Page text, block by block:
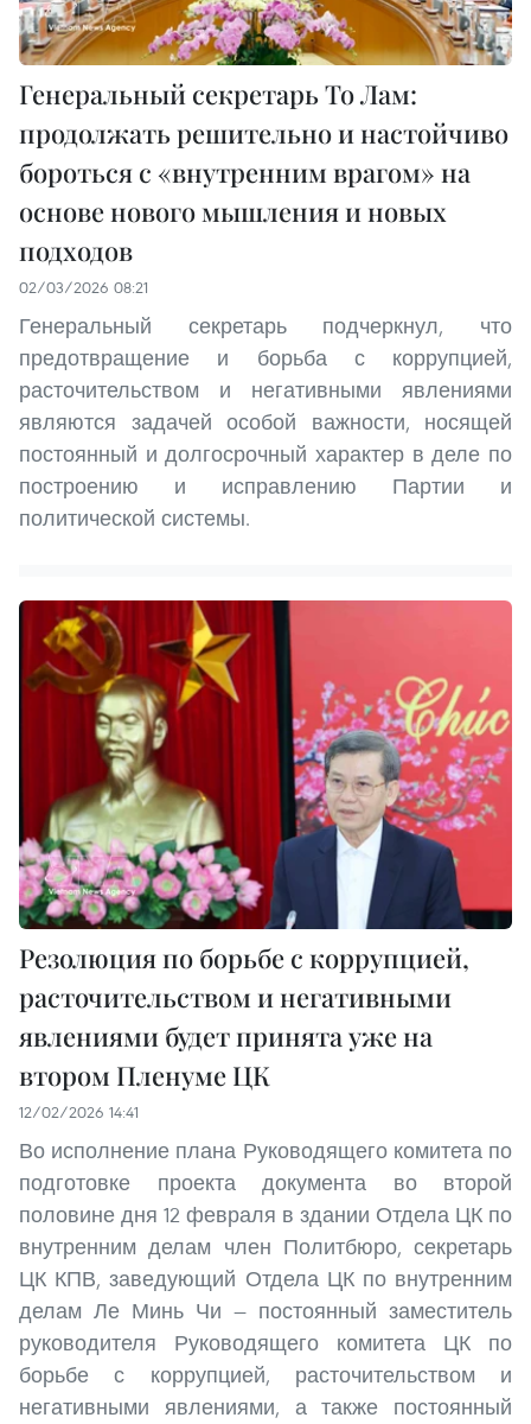
Генеральный секретарь То Лам:
продолжать решительно и настойчиво
бороться с «внутренним врагом» на
основе нового мышления и новых
подходов
02/03/2026 08:21
Генеральный секретарь подчеркнул, что
предотвращение и борьба с коррупцией,
расточительством и негативными явлениями
являются задачей особой важности, носящей
постоянный и долгосрочный характер в деле по
построению и исправлению Партии и
политической системы.
Резолюция по борьбе с коррупцией,
расточительством и негативными
явлениями будет принята уже на
втором Пленуме ЦК
12/02/2026 14:41
Во исполнение плана Руководящего комитета по
подготовке проекта документа во второй
половине дня 12 февраля в здании Отдела ЦК по
внутренним делам член Политбюро, секретарь
ЦК КПВ, заведующий Отдела ЦК по внутренним
делам Ле Минь Чи — постоянный заместитель
руководителя Руководящего комитета ЦК по
борьбе с коррупцией, расточительством и
негативными явлениями, а также постоянный